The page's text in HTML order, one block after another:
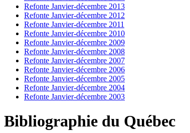
Refonte Janvier-décembre 2013
Refonte Janvier-décembre 2012
Refonte Janvier-décembre 2011
Refonte Janvier-décembre 2010
Refonte Janvier-décembre 2009
Refonte Janvier-décembre 2008
Refonte Janvier-décembre 2007
Refonte Janvier-décembre 2006
Refonte Janvier-décembre 2005
Refonte Janvier-décembre 2004
Refonte Janvier-décembre 2003
Bibliographie du Québec